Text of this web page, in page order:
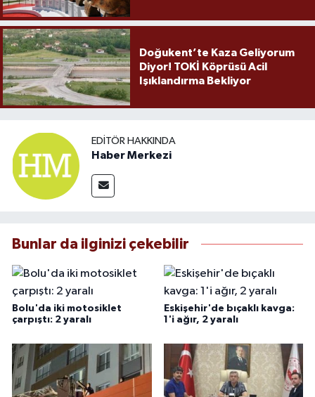
Doğukent’te Kaza Geliyorum
Diyor! TOKİ Köprüsü Acil
Işıklandırma Bekliyor
EDITÖR HAKKINDA
Haber Merkezi
Bunlar da ilginizi çekebilir
Bolu'da iki motosiklet
çarpıştı: 2 yaralı
Eskişehir'de bıçaklı kavga:
1'i ağır, 2 yaralı